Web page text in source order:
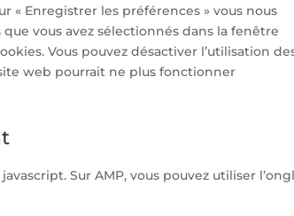
« Enregistrer les préférences » vous nous
vous avez sélectionnés dans la fenêtre
Vous pouvez désactiver l’utilisation
web pourrait ne plus fonctionner
Sur AMP, vous pouvez utiliser